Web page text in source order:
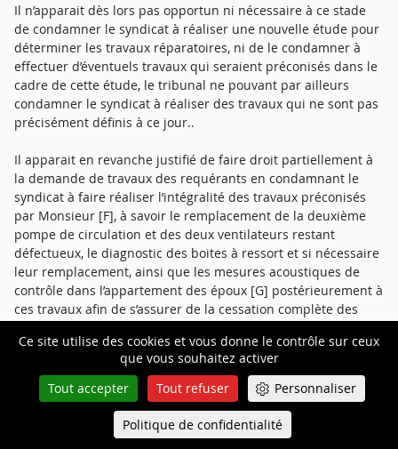
Ce site utilise des cookies et vous donne le contrôle sur ceux
que vous souhaitez activer
Tout accepter
Tout refuser Personnaliser
Politique de confidentialité
Il n’apparait dès lors pas opportun ni nécessaire à ce stade
de condamner le syndicat à réaliser une nouvelle étude pour
déterminer les travaux réparatoires, ni de le condamner à
effectuer d’éventuels travaux qui seraient préconisés dans le
cadre de cette étude, le tribunal ne pouvant par ailleurs
condamner le syndicat à réaliser des travaux qui ne sont pas
précisément définis à ce jour..
Il apparait en revanche justifié de faire droit partiellement à
la demande de travaux des requérants en condamnant le
syndicat à faire réaliser l’intégralité des travaux préconisés
par Monsieur [F], à savoir le remplacement de la deuxième
pompe de circulation et des deux ventilateurs restant
défectueux, le diagnostic des boites à ressort et si nécessaire
leur remplacement, ainsi que les mesures acoustiques de
contrôle dans l’appartement des époux [G] postérieurement à
ces travaux afin de s’assurer de la cessation complète des
Il appartiendra le cas échéant aux requérants de saisir à
nouveau le tribunal s’il s’avérait que les travaux réalisés
étaient insuffisants et que les nouvelles mesures acoustiques
mettaient en évidence la persistance des nuisances sonores.
Queue-Fair